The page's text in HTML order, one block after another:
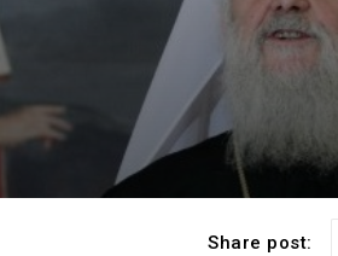
Share post: